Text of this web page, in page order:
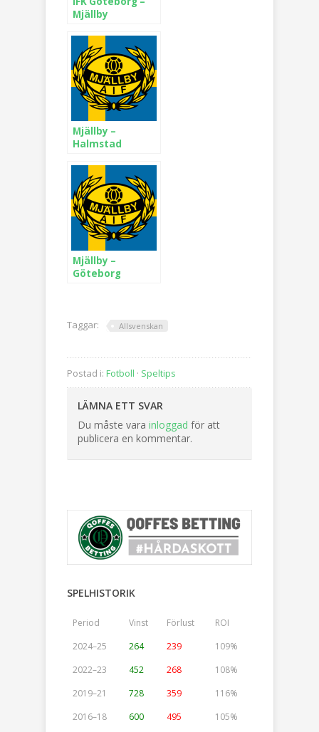
Mjällby
Mjällby –
Halmstad
Mjällby –
Göteborg
Taggar: Allsvenskan
Postad i: Fotboll · Speltips
LÄMNA ETT SVAR
Du måste vara inloggad för att
publicera en kommentar.
SPELHISTORIK
Period Vinst Förlust
ROI
2024–25
264 239
109%
2022–23
452 268
108%
2019–21
728 359
116%
2016–18
600 495
105%